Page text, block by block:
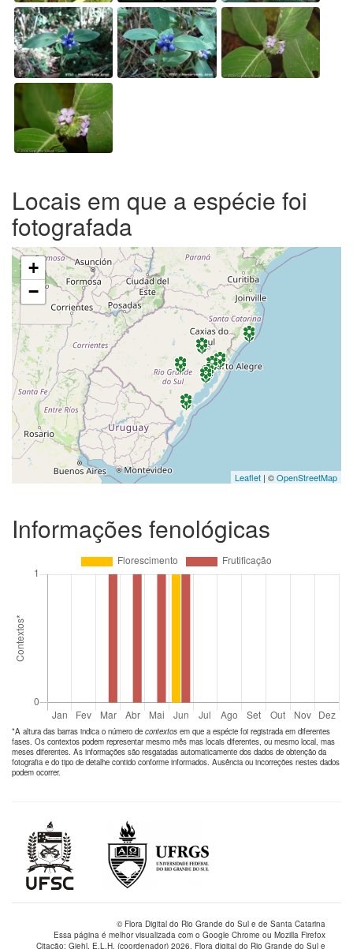
Locais em que a espécie foi
fotografada
+
−
Leaflet | ©OpenStreetMap
Informações fenológicas
*A altura das barras indica o número de contextos em que a espécie foi registrada em diferentes
fases. Os contextos podem representar mesmo mês mas locais diferentes, ou mesmo local, mas
meses diferentes. As informações são resgatadas automaticamente dos dados de obtenção da
fotografia e do tipo de detalhe contido conforme informados. Ausência ou incorreções nestes dados
podem ocorrer.
© Flora Digital do Rio Grande do Sul e de Santa Catarina
Essa página é melhor visualizada com o Google Chrome ou Mozilla Firefox
Citação: Giehl, E.L.H. (coordenador) 2026. Flora digital do Rio Grande do Sul e